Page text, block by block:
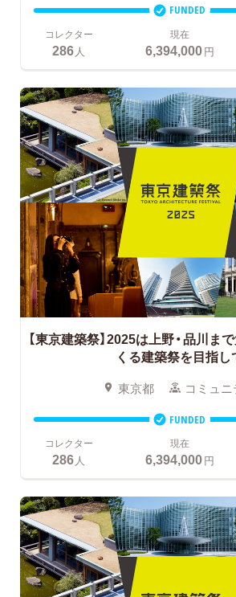
FUNDED
コレクター
286 人
現在
6,394,000円
【東京建築祭】2025は上野・品川ま
くる建築祭を目指し
東京都 コミュニ
FUNDED
コレクター
286人
現在
6,394,000円